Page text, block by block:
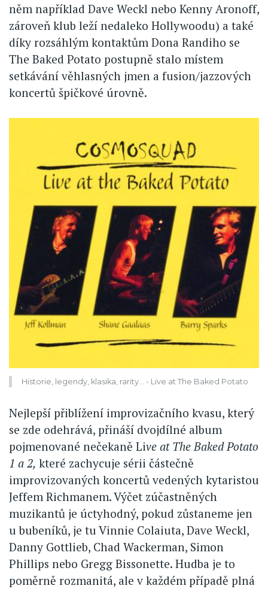
něm například Dave Weckl nebo Kenny Aronoff,
zároveň klub leží nedaleko Hollywoodu) a také
díky rozsáhlým kontaktům Dona Randiho se
The Baked Potato postupně stalo místem
setkávání věhlasných jmen a fusion/jazzových
koncertů špičkové úrovně.
Historie, legendy, klasika, rarity... - Live at The Baked Potato
Nejlepší přiblížení improvizačního kvasu, který
se zde odehrává, přináší dvojdílné album
pojmenované nečekaně Live at The Baked Potato
1 a 2, které zachycuje sérii částečně
improvizovaných koncertů vedených kytaristou
Jeffem Richmanem. Výčet zúčastněných
muzikantů je úctyhodný, pokud zůstaneme jen
u bubeníků, je tu Vinnie Colaiuta, Dave Weckl,
Danny Gottlieb, Chad Wackerman, Simon
Phillips nebo Gregg Bissonette. Hudba je to
poměrně rozmanitá, ale v každém případě plná